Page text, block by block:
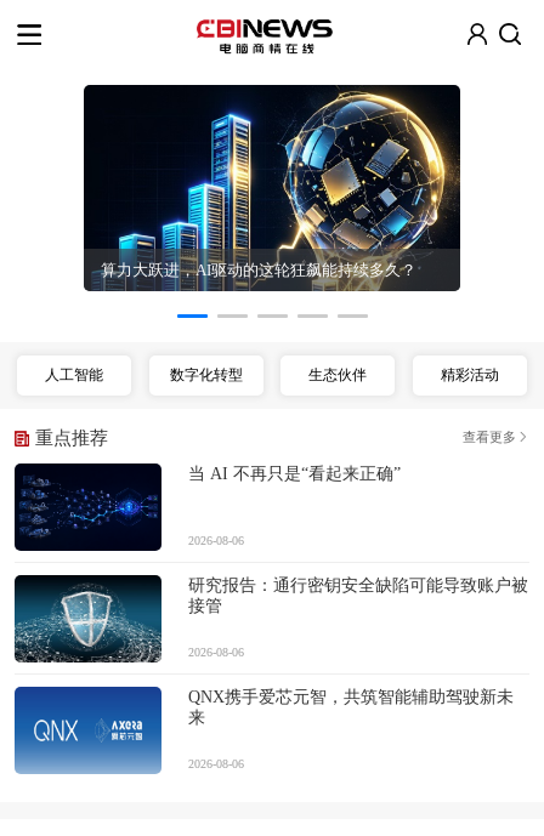
算力大跃进，AI驱动的这轮狂飙能持续多久？
人工智能 数字化转型 生态伙伴 精彩活动
重点推荐 查看更多
当 AI 不再只是“看起来正确”
2026-08-06
研究报告：通行密钥安全缺陷可能导致账户被
接管
2026-08-06
QNX携手爱芯元智，共筑智能辅助驾驶新未
来
2026-08-06